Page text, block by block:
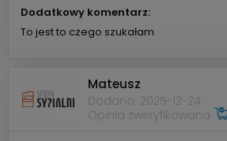
Dodatkowy komentarz:
To jest to czego szukałam
Mateusz
Dodano: 2025-12-24
Opinia zweryfikowana